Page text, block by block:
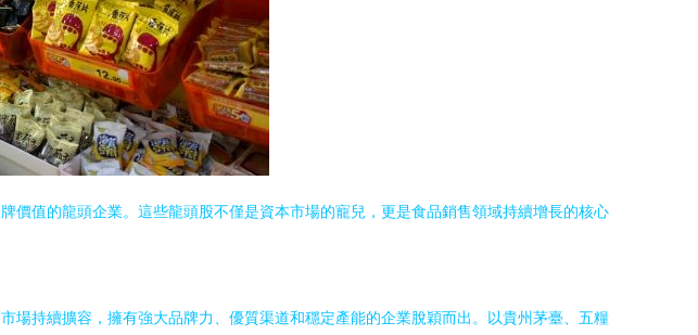
值的龍頭企業。這些龍頭股不僅是資本市場的寵兒，更是食品銷售領域持續增長的核心
持續擴容，擁有強大品牌力、優質渠道和穩定產能的企業脫穎而出。以貴州茅臺、五糧